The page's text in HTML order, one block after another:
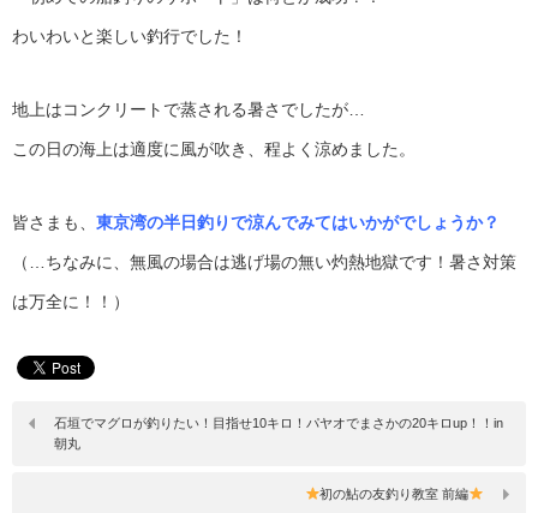
わいわいと楽しい釣行でした！
地上はコンクリートで蒸される暑さでしたが…
この日の海上は適度に風が吹き、程よく涼めました。
皆さまも、 東京湾の半日釣りで涼んでみてはいかがでしょうか？
（…ちなみに、無風の場合は逃げ場の無い灼熱地獄です！暑さ対策
は万全に！！）
石垣でマグロが釣りたい！目指せ10キロ！パヤオでまさかの20キロup！！in
朝丸
初の鮎の友釣り教室 前編